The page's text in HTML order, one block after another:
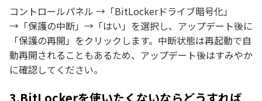
コントロールパネル →「BitLockerドライブ暗号化」
→「保護の中断」→「はい」を選択し、アップデート後に
「保護の再開」をクリックします。中断状態は再起動で自
動再開されることもあるため、アップデート後はすみやか
に確認してください。